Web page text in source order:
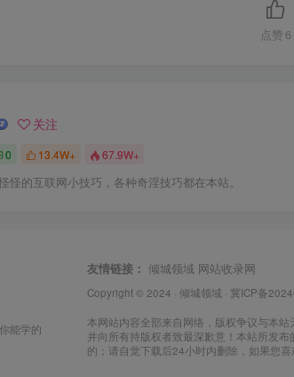
点赞 6
关注
0 13.4W+ 67.9W+
怪的互联网小技巧，各种奇淫技巧都在本站。
能学的
友情链接： 倾城领域 网站收录网
Copyright © 2024 · 倾城领域 · 冀ICP备
本网站内容全部来自网络，版权争议与本
并向所有持版权者致最深歉意！本站所发
的；请自觉下载后24小时内删除，如果您喜